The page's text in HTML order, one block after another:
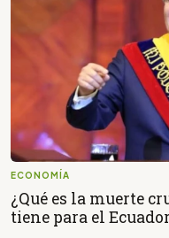
ECONOMÍA
¿Qué es la muerte
tiene para el